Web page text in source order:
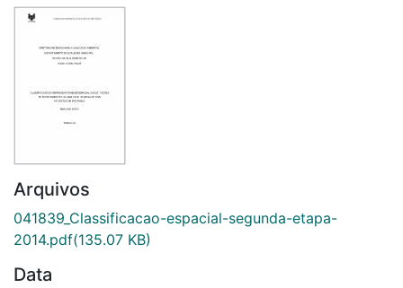
Arquivos
041839_Classificacao-espacial-segunda-etapa-
2014.pdf(135.07 KB)
Data